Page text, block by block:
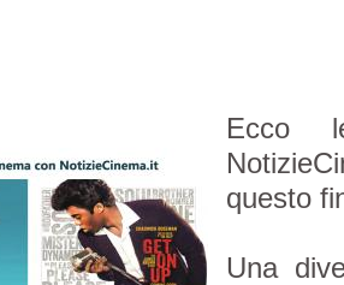
Ecco
questo
Una